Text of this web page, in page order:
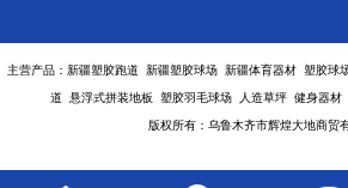
主营产品：新疆塑胶跑道 新疆塑胶球场 新疆体育器材 塑胶
道 悬浮式拼装地板 塑胶羽毛球场 人造草坪 健身器材
版权所有：乌鲁木齐市辉煌大地商贸